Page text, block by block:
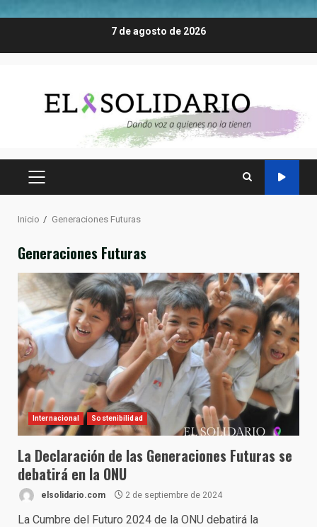
7 de agosto de 2026
MENÚ
Inicio Generaciones Futuras
Generaciones Futuras
Internacional Sostenibilidad
La Declaración de las Generaciones Futuras se
debatirá en la ONU
elsolidario.com 2 de septiembre de 2024
La Cumbre del Futuro 2024 de la ONU debatirá la